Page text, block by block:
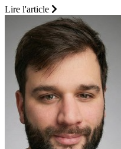
Lire l'article